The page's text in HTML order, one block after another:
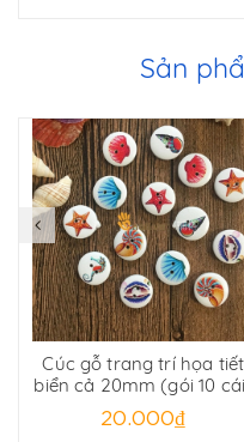
Sản
Cúc gỗ trang trí họa tiết
biển cả 20mm (gói 10
20.000₫